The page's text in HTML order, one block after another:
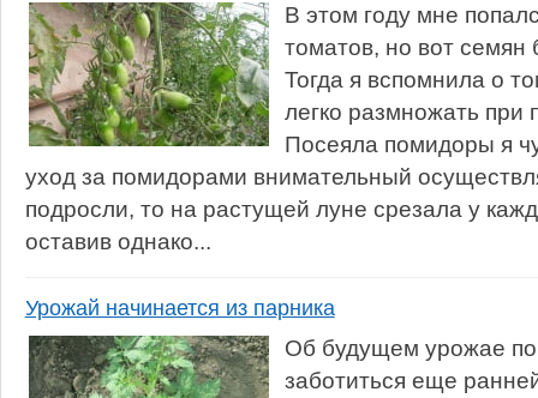
В этом году мне
томатов, но вот семян
Тогда я вспомнила о
легко размножать при
Посеяла помидоры я
уход за помидорами внимательный
подросли, то на растущей луне срезала у
оставив однако...
Урожай начинается из парника
Об будущем урожае
заботиться еще